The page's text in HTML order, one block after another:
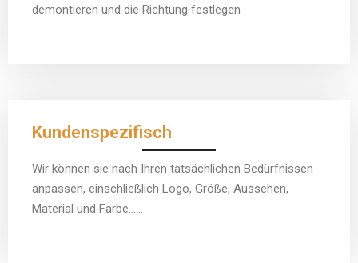
demontieren und die Richtung festlegen
Kundenspezifisch
Wir können sie nach Ihren tatsächlichen Bedürfnissen
anpassen, einschließlich Logo, Größe, Aussehen,
Material und Farbe……